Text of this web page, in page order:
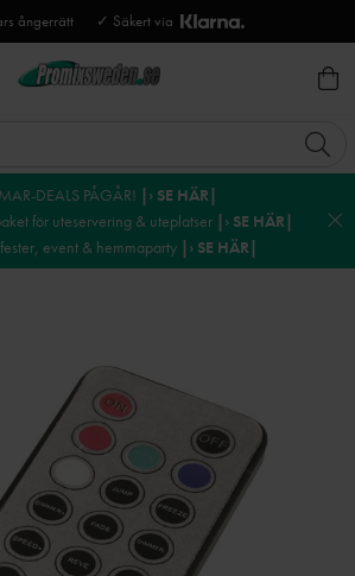
ångerrätt ✓ Säkert via
DEALS PÅGÅR! |› SE HÄR|
för uteservering & uteplatser |› SE HÄR|
event & hemmaparty |› SE HÄR|